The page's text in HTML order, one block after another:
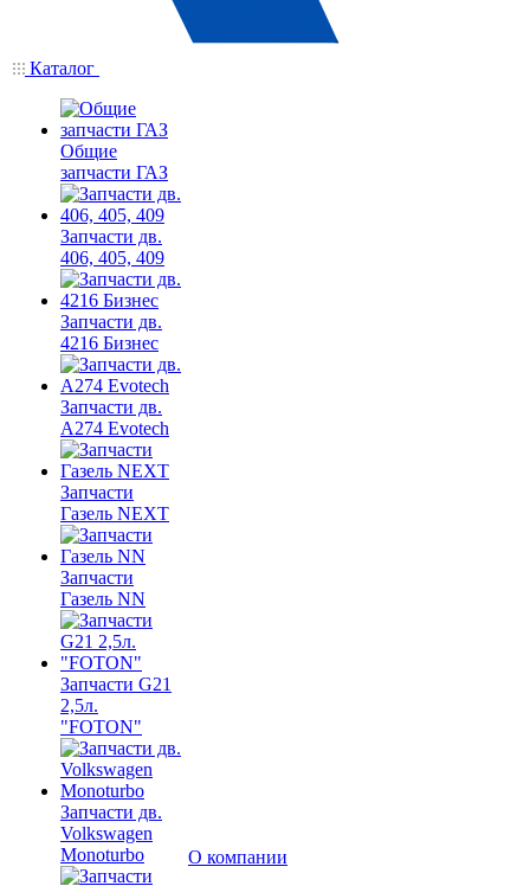
Каталог
Общие
запчасти ГАЗ
Запчасти дв.
406, 405, 409
Запчасти дв.
4216 Бизнес
Запчасти дв.
A274 Evotech
Запчасти
Газель NEXT
Запчасти
Газель NN
Запчасти G21
2,5л.
"FOTON"
Запчасти дв.
Volkswagen
Monoturbo
О компании